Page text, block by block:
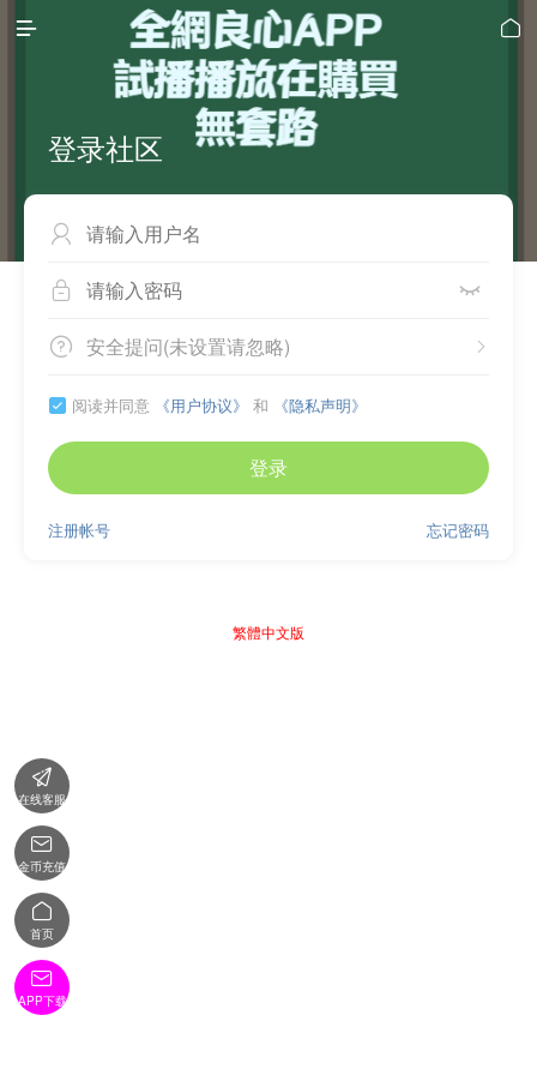
 
登录社区

 
 
安全提问(未设置请忽略)
 阅读并同意 《用户协议》 和 《隐私声明》
登录
忘记密码
注册帐号
繁體中文版

在线客服

金币充值

首页

APP下载